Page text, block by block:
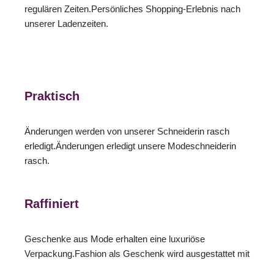
regulären Zeiten.Persönliches Shopping-Erlebnis nach
unserer Ladenzeiten.
Praktisch
Änderungen werden von unserer Schneiderin rasch
erledigt.Änderungen erledigt unsere Modeschneiderin
rasch.
Raffiniert
Geschenke aus Mode erhalten eine luxuriöse
Verpackung.Fashion als Geschenk wird ausgestattet mit